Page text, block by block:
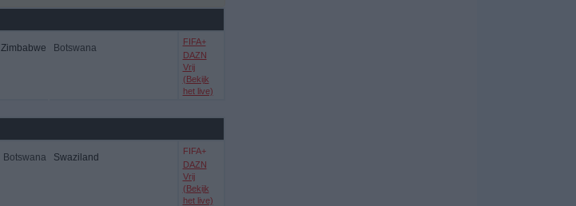
Zimbabwe Botswana
FIFA+
DAZN
Vrij
(Bekijk
het live)
Botswana Swaziland
FIFA+
DAZN
Vrij
(Bekijk
het live)